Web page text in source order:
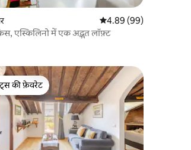
समीक्षाएँ
औसत रेटिंग 5 में से 4.89,
4.89 (99)
एस्किलिनो में एक अद्भुत लॉफ़्ट
का टॉप फ़ेवरेट
की फ़ेवरेट